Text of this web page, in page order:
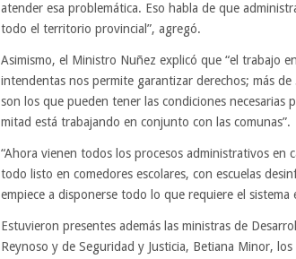
atender esa problemática. Eso habla de que
todo el territorio provincial”, agregó.
Asimismo, el Ministro Nuñez explicó que “el trabajo
intendentas nos permite garantizar derechos; más
son los que pueden tener las condiciones necesarias
mitad está trabajando en conjunto con las comunas”.
“Ahora vienen todos los procesos administrativos en
todo listo en comedores escolares, con escuelas
empiece a disponerse todo lo que requiere el sistema
Estuvieron presentes además las ministras de
Reynoso y de Seguridad y Justicia, Betiana Minor,